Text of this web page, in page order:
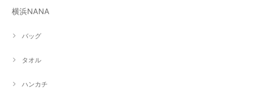
横浜NANA
バッグ
タオル
ハンカチ